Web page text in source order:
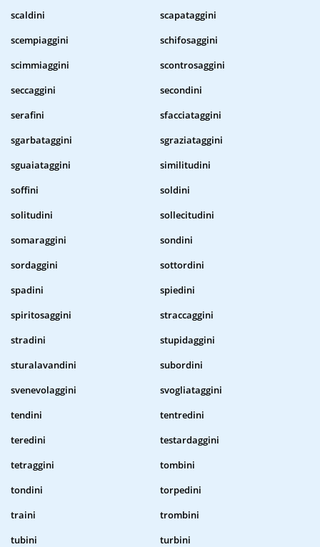
scaldini
scapataggini
scempiaggini
schifosaggini
scimmiaggini
scontrosaggini
seccaggini
secondini
serafini
sfacciataggini
sgarbataggini
sgraziataggini
sguaiataggini
similitudini
soffini
soldini
solitudini
sollecitudini
somaraggini
sondini
sordaggini
sottordini
spadini
spiedini
spiritosaggini
straccaggini
stradini
stupidaggini
sturalavandini
subordini
svenevolaggini
svogliataggini
tendini
tentredini
teredini
testardaggini
tetraggini
tombini
tondini
torpedini
traini
trombini
tubini
turbini